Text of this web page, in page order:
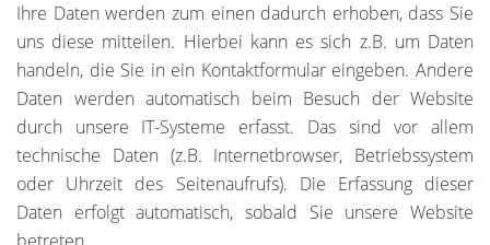
Ihre Daten werden zum einen dadurch erhoben, dass Sie
uns diese mitteilen. Hierbei kann es sich z.B. um Daten
handeln, die Sie in ein Kontaktformular eingeben. Andere
Daten werden automatisch beim Besuch der Website
durch unsere IT-Systeme erfasst. Das sind vor allem
technische Daten (z.B. Internetbrowser, Betriebssystem
oder Uhrzeit des Seitenaufrufs). Die Erfassung dieser
Daten erfolgt automatisch, sobald Sie unsere Website